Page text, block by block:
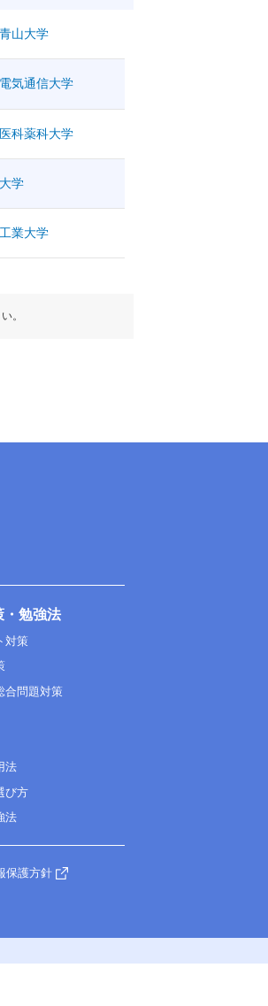
山大学
気通信大学
科薬科大学
学
業大学
。
・勉強法
対策
合問題対策
法
び方
法
保護方針